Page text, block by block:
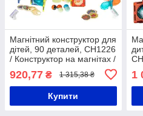
Магнітний конструктор для
дітей, 90 деталей, CH1226
/ Конструктор на магнітах /
920,77 ₴ 1 315,38 ₴
Купити
1